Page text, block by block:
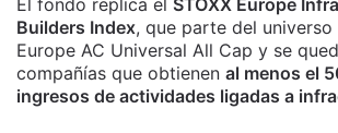
El fondo replica el STOXX Europe
Builders Index, que parte del universo
Europe AC Universal All Cap y se
compañías que obtienen al menos el
ingresos de actividades ligadas a